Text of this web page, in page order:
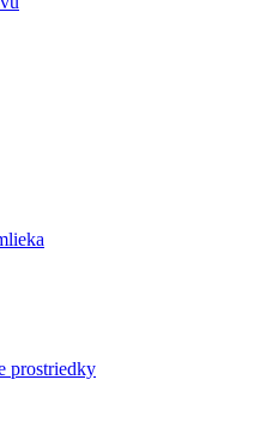
prostriedky